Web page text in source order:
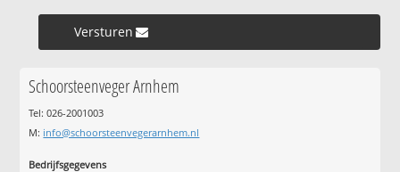
Versturen »
Schoorsteenveger Arnhem
Tel: 026-2001003
M: info@schoorsteenvegerarnhem.nl
Bedrijfsgegevens